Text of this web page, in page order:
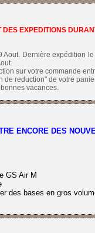
DES EXPEDITIONS
Dernière expédition
sur votre commande
de reduction" de votre
vacances.
ENCORE DES
GS Air M
des bases en gros